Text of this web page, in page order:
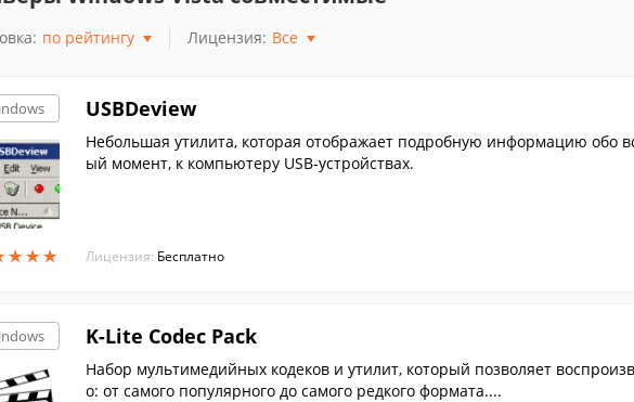
по рейтингу Лицензия: Все
★★★
★★★
USBDeview
Небольшая утилита, которая отображает подробную информацию обо
ый момент, к компьютеру USB-устройствах.
Лицензия: Бесплатно
K-Lite Codec Pack
Набор мультимедийных кодеков и утилит, который позволяет
о: от самого популярного до самого редкого формата....